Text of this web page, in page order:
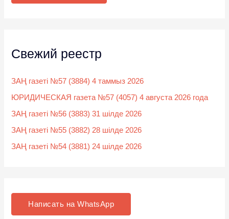
Свежий реестр
ЗАҢ газеті №57 (3884) 4 таммыз 2026
ЮРИДИЧЕСКАЯ газета №57 (4057) 4 августа 2026 года
ЗАҢ газеті №56 (3883) 31 шілде 2026
ЗАҢ газеті №55 (3882) 28 шілде 2026
ЗАҢ газеті №54 (3881) 24 шілде 2026
Написать на WhatsApp